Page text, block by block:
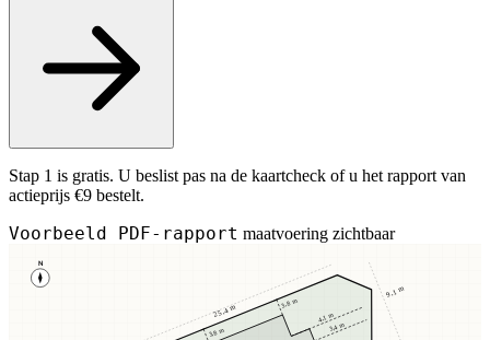
Stap 1 is gratis. U beslist pas na de kaartcheck of u het rapport van
actieprijs €9 bestelt.
Voorbeeld PDF-rapport maatvoering zichtbaar
N
3,8 m
3,8 m
3,4 m
4,1 m
25,4 m
9,1 m